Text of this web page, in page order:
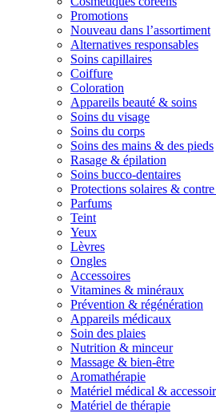
Promotions
Nouveau dans l’assortiment
Alternatives responsables
Soins capillaires
Coiffure
Coloration
Appareils beauté & soins
Soins du visage
Soins du corps
Soins des mains & des pieds
Rasage & épilation
Soins bucco-dentaires
Protections solaires & contre
Parfums
Teint
Yeux
Lèvres
Ongles
Accessoires
Vitamines & minéraux
Prévention & régénération
Appareils médicaux
Soin des plaies
Nutrition & minceur
Massage & bien-être
Aromathérapie
Matériel médical &
Matériel de thérapie